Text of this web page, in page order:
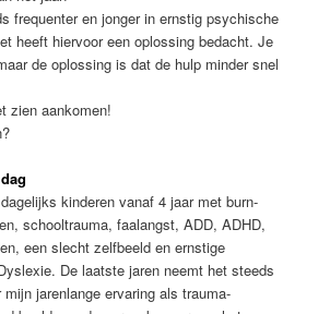
frequenter en jonger in ernstig psychische
heeft hiervoor een oplossing bedacht. Je
de oplossing is dat de hulp minder snel
zien aankomen!
kinderen vanaf 4 jaar met burn-
schooltrauma, faalangst, ADD, ADHD,
een slecht zelfbeeld en ernstige
De laatste jaren neemt het steeds
jarenlange ervaring als trauma-